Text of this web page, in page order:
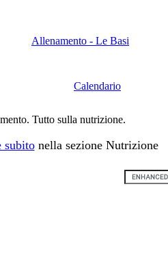
Allenamento - Le Basi
Calendario
Tutto sulla nutrizione.
subitonella sezione Nutrizione